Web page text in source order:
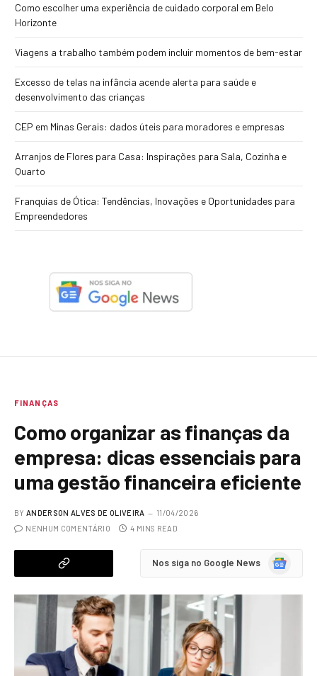
Como escolher uma experiência de cuidado corporal em Belo
Horizonte
Viagens a trabalho também podem incluir momentos de bem-estar
Excesso de telas na infância acende alerta para saúde e
desenvolvimento das crianças
CEP em Minas Gerais: dados úteis para moradores e empresas
Arranjos de Flores para Casa: Inspirações para Sala, Cozinha e
Quarto
Franquias de Ótica: Tendências, Inovações e Oportunidades para
Empreendedores
FINANÇAS
Como organizar as finanças da
empresa: dicas essenciais para
uma gestão financeira eficiente
BY ANDERSON ALVES DE OLIVEIRA
11/04/2026
NENHUM COMENTÁRIO
4 MINS READ
Nos siga no Google News
Google